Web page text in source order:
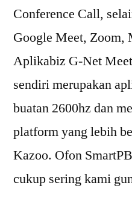
Conference Call,
Google Meet, Zoom,
Aplikabiz G-Net
sendiri merupakan
buatan 2600hz dan
platform yang lebih
Kazoo. Ofon
cukup sering kami